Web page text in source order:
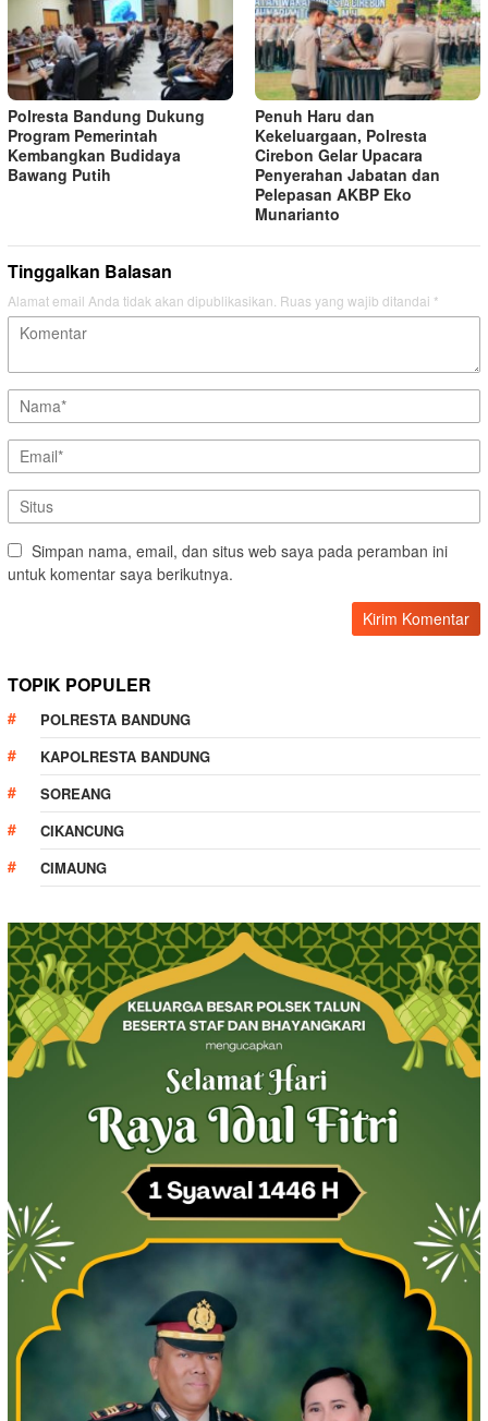
Polresta Bandung Dukung
Program Pemerintah
Kembangkan Budidaya
Bawang Putih
Penuh Haru dan
Kekeluargaan, Polresta
Cirebon Gelar Upacara
Penyerahan Jabatan dan
Pelepasan AKBP Eko
Munarianto
Tinggalkan Balasan
Alamat email Anda tidak akan dipublikasikan. Ruas yang wajib ditandai *
Simpan nama, email, dan situs web saya pada peramban ini
untuk komentar saya berikutnya.
TOPIK POPULER
POLRESTA BANDUNG
KAPOLRESTA BANDUNG
SOREANG
CIKANCUNG
CIMAUNG